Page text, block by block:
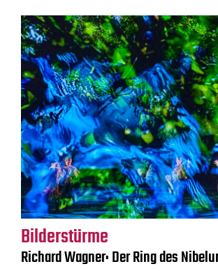
Bilderstürme
Richard Wagner: Der Ring des